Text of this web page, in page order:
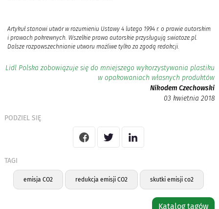
Artykuł stanowi utwór w rozumieniu Ustawy 4 lutego 1994 r. o prawie autorskim
i prawach pokrewnych. Wszelkie prawa autorskie przysługują swiatoze.pl.
Dalsze rozpowszechnianie utworu możliwe tylko za zgodą redakcji.
Lidl Polska zobowiązuje się do mniejszego wykorzystywania plastiku
w opakowaniach własnych produktów
Nikodem Czechowski
03 kwietnia 2018
PODZIEL SIĘ
TAGI
emisja CO2 redukcja emisji CO2 skutki emisji co2
Katalog tagów